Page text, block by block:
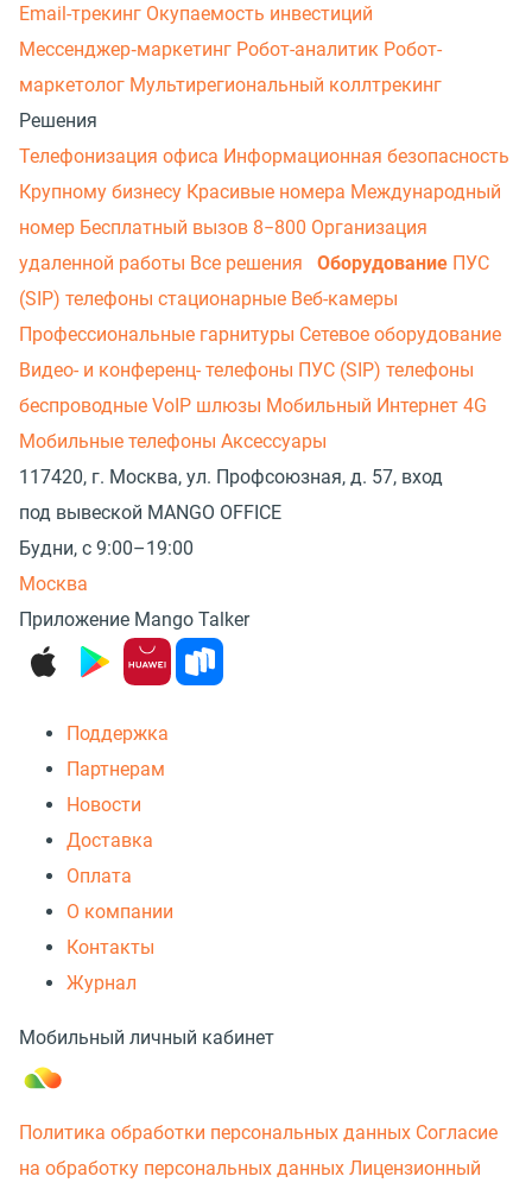
Email-трекинг Окупаемость инвестиций
Мессенджер‑маркетинг Робот-аналитик Робот-
маркетолог Мультирегиональный коллтрекинг
Решения
Телефонизация офиса Информационная безопасность
Крупному бизнесу Красивые номера Международный
номер Бесплатный вызов 8−800 Организация
удаленной работы Все решения Оборудование ПУС
(SIP) телефоны стационарные Веб-камеры
Профессиональные гарнитуры Сетевое оборудование
Видео- и конференц- телефоны ПУС (SIP) телефоны
беспроводные VoIP шлюзы Мобильный Интернет 4G
Мобильные телефоны Аксессуары
117420, г. Москва, ул. Профсоюзная, д. 57, вход
под вывеской MANGO OFFICE
Будни, с 9:00–19:00
Москва
Приложение Mango Talker
Поддержка
Партнерам
Новости
Доставка
Оплата
О компании
Контакты
Журнал
Мобильный личный кабинет
Политика обработки персональных данных Согласие
на обработку персональных данных Лицензионный